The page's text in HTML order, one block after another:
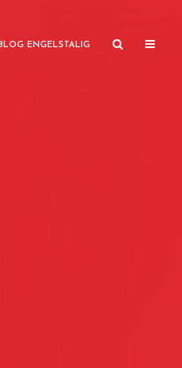
BLOG ENGELSTALIG